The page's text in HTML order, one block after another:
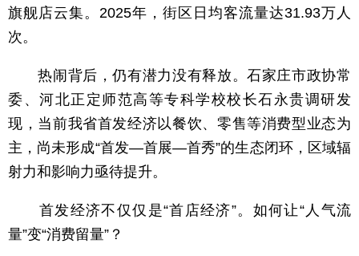
旗舰店云集。2025年，街区日均客流量达31.93万人
次。
热闹背后，仍有潜力没有释放。石家庄市政协常
委、河北正定师范高等专科学校校长石永贵调研发
现，当前我省首发经济以餐饮、零售等消费型业态为
主，尚未形成“首发—首展—首秀”的生态闭环，区域辐
射力和影响力亟待提升。
首发经济不仅仅是“首店经济”。如何让“人气流
量”变“消费留量”？